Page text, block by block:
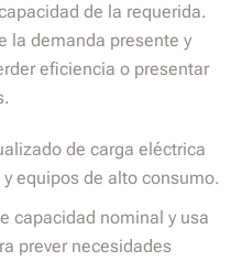
de la requerida.
la demanda presente y
eficiencia o presentar
de carga eléctrica
equipos de alto consumo.
capacidad nominal y usa
prever necesidades